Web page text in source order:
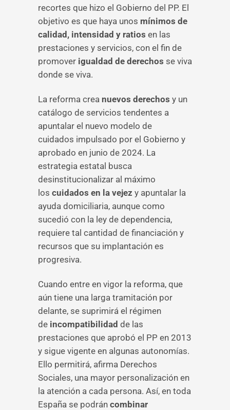
recortes que hizo el Gobierno del PP. El
objetivo es que haya unos mínimos de
calidad, intensidad y ratios en las
prestaciones y servicios, con el fin de
promover igualdad de derechos se viva
donde se viva.
La reforma crea nuevos derechos y un
catálogo de servicios tendentes a
apuntalar el nuevo modelo de
cuidados impulsado por el Gobierno y
aprobado en junio de 2024. La
estrategia estatal busca
desinstitucionalizar al máximo
los cuidados en la vejez y apuntalar la
ayuda domiciliaria, aunque como
sucedió con la ley de dependencia,
requiere tal cantidad de financiación y
recursos que su implantación es
progresiva.
Cuando entre en vigor la reforma, que
aún tiene una larga tramitación por
delante, se suprimirá el régimen
de incompatibilidad de las
prestaciones que aprobó el PP en 2013
y sigue vigente en algunas autonomías.
Ello permitirá, afirma Derechos
Sociales, una mayor personalización en
la atención a cada persona. Así, en toda
España se podrán combinar